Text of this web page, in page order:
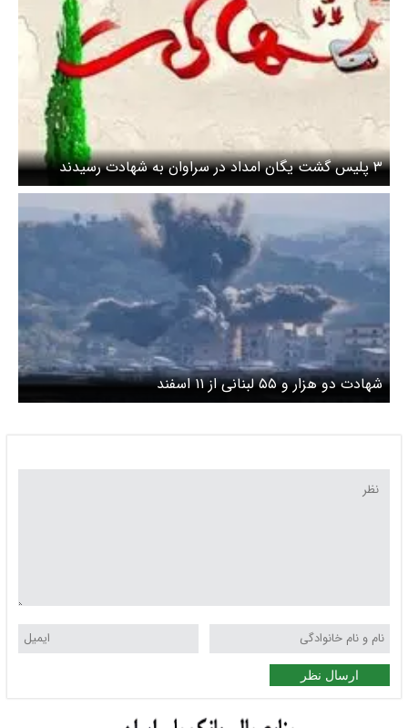
۳ پلیس گشت یگان امداد در سراوان به شهادت رسیدند
شهادت دو هزار و ۵۵ لبنانی از ۱۱ اسفند
ارسال نظر